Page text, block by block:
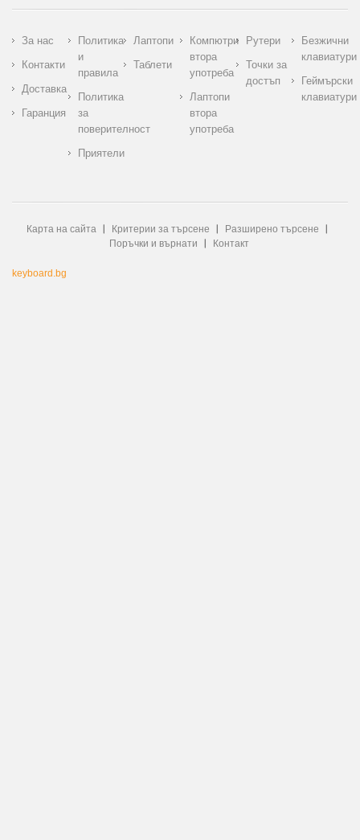
За нас
Контакти
Доставка
Гаранция
Политика
и
правила
Политика
за
поверителност
Приятели
Лаптопи
Таблети
Компютри
втора
употреба
Лаптопи
втора
употреба
Рутери
Точки за
достъп
Безжични
клавиатури
Геймърски
клавиатури
Карта на сайта Критерии за търсене
Разширено търсене
Поръчки и върнати
Контакт
keyboard.bg